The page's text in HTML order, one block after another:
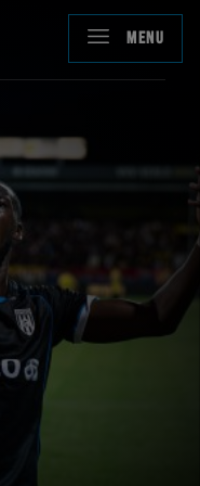
MENU